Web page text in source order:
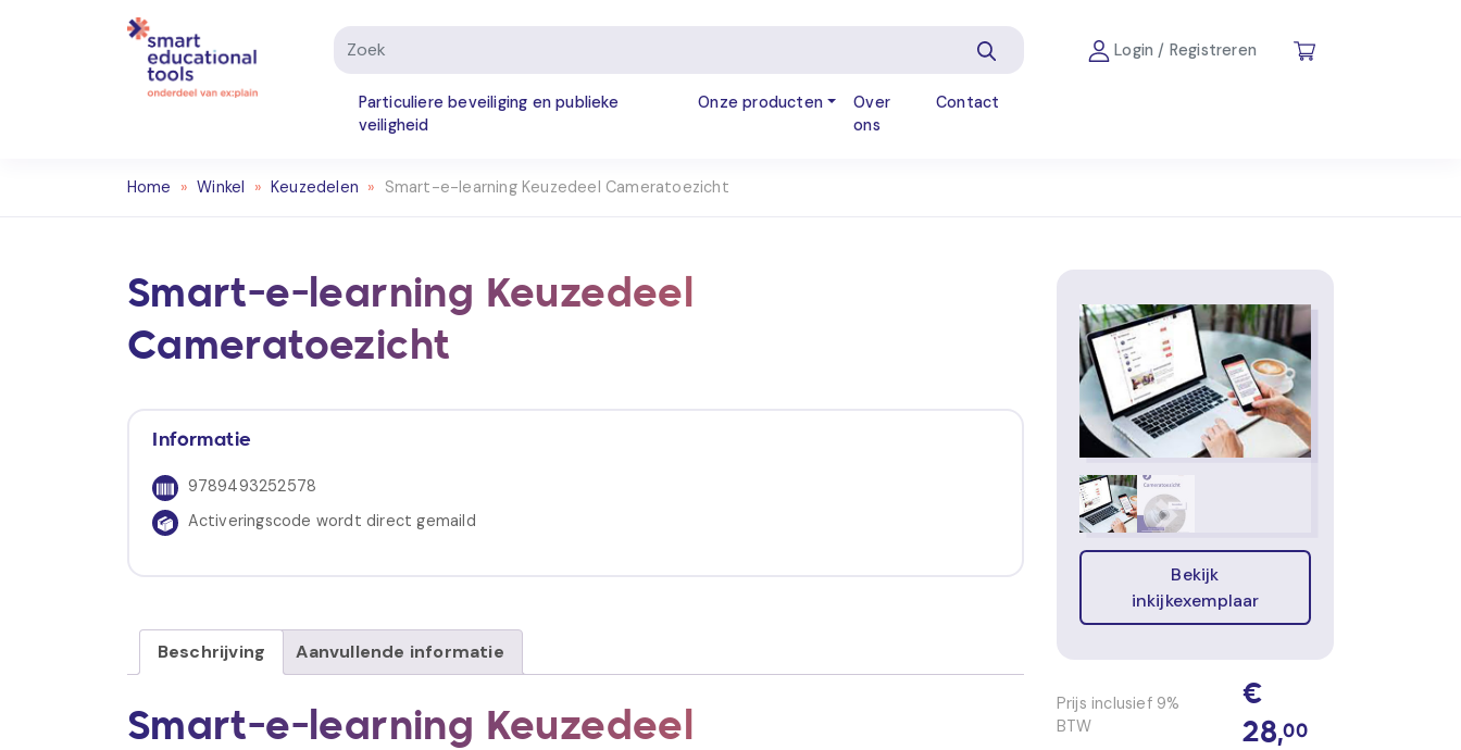
Particuliere beveiliging en publieke
veiligheid
Onze producten
Over
ons
Contact
Login / Registreren
Home » Winkel » Keuzedelen » Smart-e-learning Keuzedeel Cameratoezicht
Smart-e-learning Keuzedeel
Cameratoezicht
Informatie
9789493252578
Activeringscode wordt direct gemaild
Beschrijving Aanvullende informatie
Smart-e-learning Keuzedeel
Bekijk
inkijkexemplaar
Prijs inclusief 9%
BTW
€
28,00